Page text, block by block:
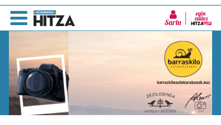
Sartu